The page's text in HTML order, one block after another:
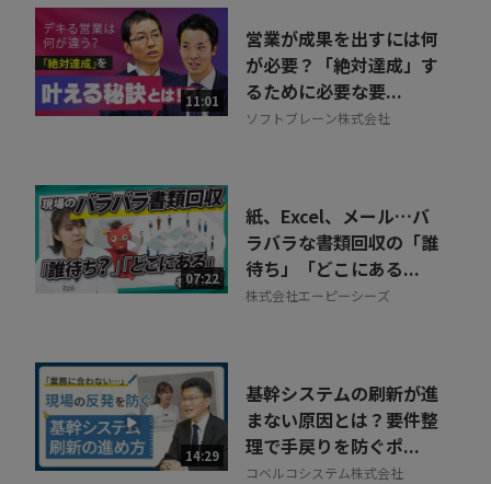
11:01
営業が成果を出すには何
が必要？「絶対達成」す
るために必要な要...
ソフトブレーン株式会社
07:22
紙、Excel、メール…バ
ラバラな書類回収の「誰
待ち」「どこにある...
株式会社エーピーシーズ
14:29
基幹システムの刷新が進
まない原因とは？要件整
理で手戻りを防ぐポ...
コベルコシステム株式会社